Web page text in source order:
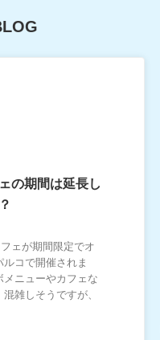
の期間は延長し
ェが期間限定でオ
コで開催されま
ニューやカフェな
雑しそうですが、